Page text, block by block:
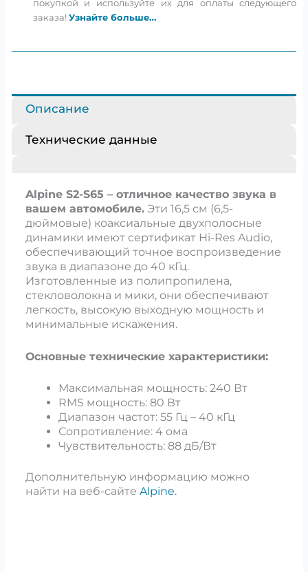
покупкой и используйте их для оплаты следующего
заказа!Узнайте больше…
Описание
Технические данные
Alpine S2-S65 – отличное качество звука в
вашем автомобиле.Эти 16,5 см (6,5-
дюймовые) коаксиальные двухполосные
динамики имеют сертификат Hi-Res Audio,
обеспечивающий точное воспроизведение
звука в диапазоне до 40 кГц.
Изготовленные из полипропилена,
стекловолокна и мики, они обеспечивают
легкость, высокую выходную мощность и
минимальные искажения.
Основные технические характеристики:
Максимальная мощность: 240 Вт
RMS мощность: 80 Вт
Диапазон частот: 55 Гц – 40 кГц
Сопротивление: 4 ома
Чувствительность: 88 дБ/Вт
Дополнительную информацию можно
найти на веб-сайте Alpine.